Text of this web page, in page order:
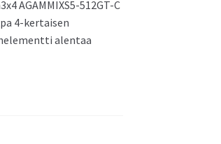
Pro Mini PC
AGAMMIXS5-512GT-C
4-kertaisen
alentaa